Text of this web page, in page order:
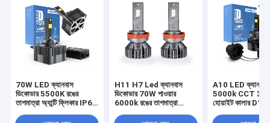
70W LED ক্যানবাস
ডিকোডার 5500K রঙের
তাপমাত্রা অ্যান্টি ফ্লিকার IP68
H11 H7 Led ক্যানবাস
ডিকোডার 70W পাওয়ার
6000k রঙের তাপমাত্রা
A10 LED ক্যানবাস
5000k CCT 35W
হোয়াইট কালার